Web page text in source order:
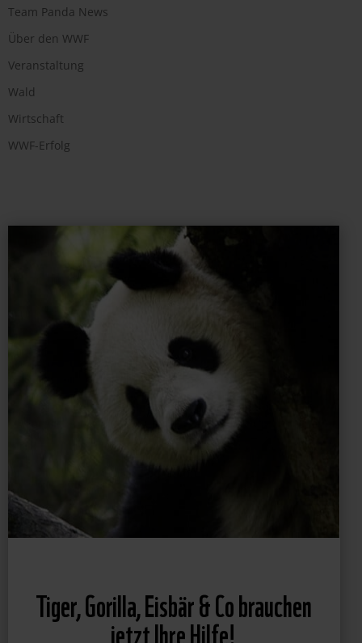
Team Panda News
Über den WWF
Veranstaltung
Wald
Wirtschaft
WWF-Erfolg
Tiger, Gorilla, Eisbär & Co brauchen